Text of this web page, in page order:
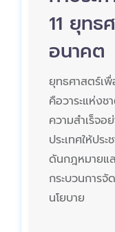
11 ยุทธ
อนาคต
ยุทธศาสตร์เพื่
คือวาระแห่งช
ความสำเร็จอ
ประเทศให้ปร
ดันกฎหมายแ
กระบวนการจั
นโยบาย